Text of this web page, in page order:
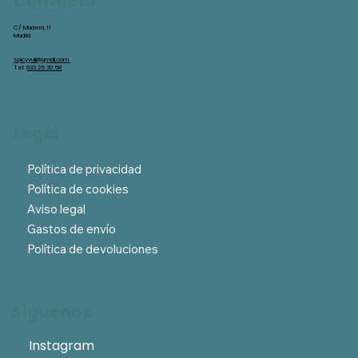
Instagram
Política de privacidad
Política de cookies
Aviso legal
Gastos de envío
Política de devoluciones
C/ Madera, 11
Madrid
spicyyuli@gmail.com
Tel:633 25 30 58